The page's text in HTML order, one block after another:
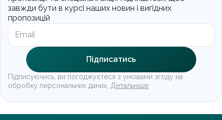
завжди бути в курсі наших новин і вигідних
пропозицій
Підписуючись, ви погоджуєтеся з умовами згоду на
обробку персональних даних, Детальніше
Підписатись